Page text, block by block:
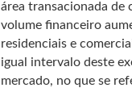
área transacionada de
volume financeiro
residenciais e
igual intervalo deste
mercado, no que se